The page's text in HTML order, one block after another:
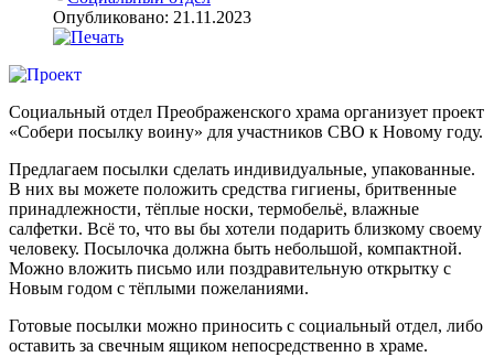
Опубликовано: 21.11.2023
Социальный отдел Преображенского храма организует проект
«Собери посылку воину» для участников СВО к Новому году.
Предлагаем посылки сделать индивидуальные, упакованные.
В них вы можете положить средства гигиены, бритвенные
принадлежности, тёплые носки, термобельё, влажные
салфетки. Всё то, что вы бы хотели подарить близкому своему
человеку. Посылочка должна быть небольшой, компактной.
Можно вложить письмо или поздравительную открытку с
Новым годом с тёплыми пожеланиями.
Готовые посылки можно приносить с социальный отдел, либо
оставить за свечным ящиком непосредственно в храме.